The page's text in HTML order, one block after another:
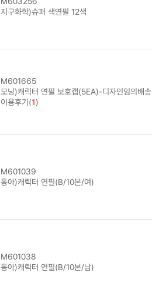
지구화학)슈퍼 색연필 12색
M601665
모닝)캐릭터 연필 보호캡(5EA)-디자인임의배송
이용후기(1)
M601039
동아)캐릭터 연필(B/10본/여)
M601038
동아)캐릭터 연필(B/10본/남)